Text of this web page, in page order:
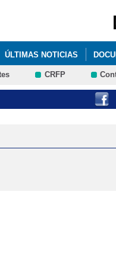
ÚLTIMAS NOTICIAS
URBANEJA
EDICIÓN PROVINCIAL
CRFP